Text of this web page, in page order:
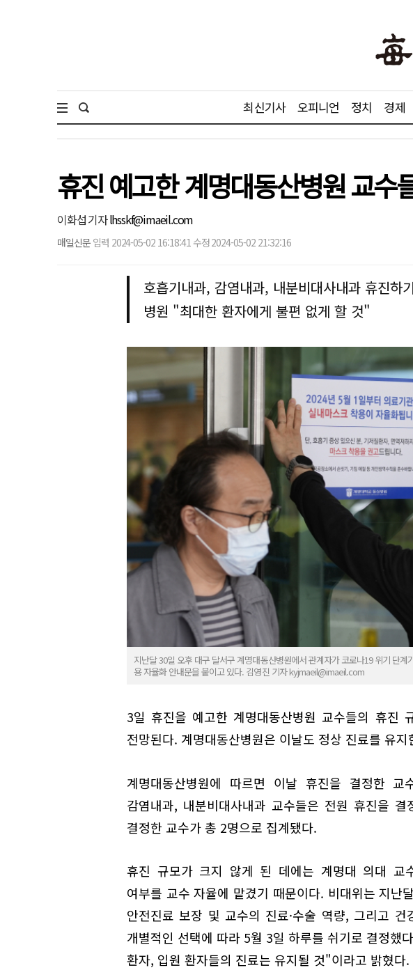
최신기사 오피니언 정치 경제
휴진 예고한 계명대동산병원 교수
이화섭 기자lhsskf@imaeil.com
매일신문 입력 2024-05-02 16:18:41 수정 2024-05-02 21:32:16
호흡기내과, 감염내과, 내분비대사내과 휴진하
병원 "최대한 환자에게 불편 없게 할 것"
지난달 30일 오후 대구 달서구 계명대동산병원에서 관계자가 코로나19 위기 단
용 자율화 안내문을 붙이고 있다. 김영진 기자 kyjmaeil@imaeil.com
3일 휴진을 예고한 계명대동산병원 교수들의 휴진
전망된다. 계명대동산병원은 이날도 정상 진료를 유지
계명대동산병원에 따르면 이날 휴진을 결정한 교
감염내과, 내분비대사내과 교수들은 전원 휴진을
결정한 교수가 총 2명으로 집계됐다.
휴진 규모가 크지 않게 된 데에는 계명대 의대 교
여부를 교수 자율에 맡겼기 때문이다. 비대위는 지난
안전진료 보장 및 교수의 진료·수술 역량, 그리고
개별적인 선택에 따라 5월 3일 하루를 쉬기로 결정했
환자, 입원 환자들의 진료는 유지될 것"이라고 밝혔다.